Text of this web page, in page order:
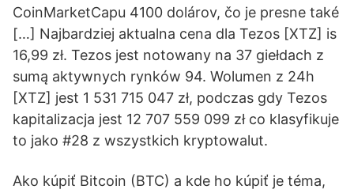
CoinMarketCapu 4100 dolárov, čo je presne také
[…] Najbardziej aktualna cena dla Tezos [XTZ] is
16,99 zł. Tezos jest notowany na 37 giełdach z
sumą aktywnych rynków 94. Wolumen z 24h
[XTZ] jest 1 531 715 047 zł, podczas gdy Tezos
kapitalizacja jest 12 707 559 099 zł co klasyfikuje
to jako #28 z wszystkich kryptowalut.
Ako kúpiť Bitcoin (BTC) a kde ho kúpiť je téma,